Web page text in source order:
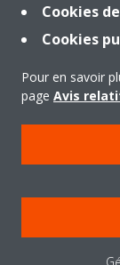
À propos de
Cookies
Cookies
Pour en savoir
page Avis